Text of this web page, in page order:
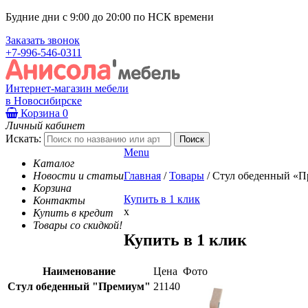
Будние дни с 9:00 до 20:00 по НСК времени
Заказать звонок
+7-996-546-0311
Интернет-магазин мебели
в Новосибирске
Корзина 0
Личный кабинет
Искать:
Каталог
Новости и статьи
Корзина
Контакты
Купить в кредит
Товары со скидкой!
Menu
Главная / Товары / Стул обеденный
Купить в 1 клик
x
Купить в 1 клик
Наименование Цена Фото
Стул обеденный "Премиум" 21140